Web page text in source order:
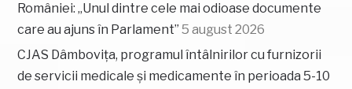
României: „Unul dintre cele mai odioase documente
care au ajuns în Parlament” 5 august 2026
CJAS Dâmbovița, programul întâlnirilor cu furnizorii
de servicii medicale și medicamente în perioada 5-10